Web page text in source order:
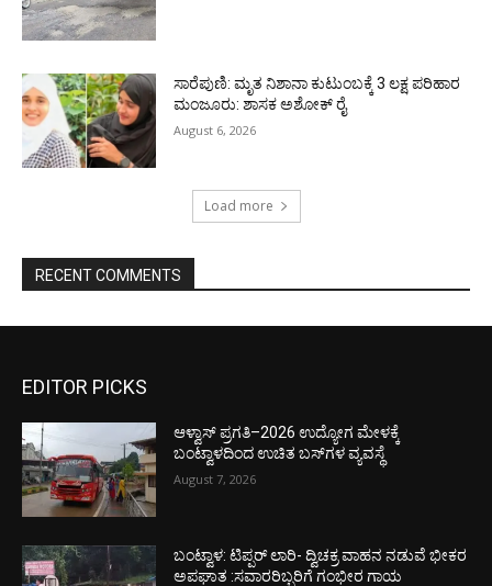
ಸಾರೆಪುಣಿ: ಮೃತ ನಿಶಾನಾ ಕುಟುಂಬಕ್ಕೆ 3 ಲಕ್ಷ ಪರಿಹಾರ
ಮಂಜೂರು: ಶಾಸಕ ಅಶೋಕ್ ರೈ
August 6, 2026
Load more
RECENT COMMENTS
EDITOR PICKS
ಆಳ್ವಾಸ್ ಪ್ರಗತಿ–2026 ಉದ್ಯೋಗ ಮೇಳಕ್ಕೆ
ಬಂಟ್ವಾಳದಿಂದ ಉಚಿತ ಬಸ್‌ಗಳ ವ್ಯವಸ್ಥೆ
August 7, 2026
ಬಂಟ್ವಾಳ: ಟಿಪ್ಪರ್ ಲಾರಿ- ದ್ವಿಚಕ್ರ ವಾಹನ ನಡುವೆ ಭೀಕರ
ಅಪಘಾತ :ಸವಾರರಿಬ್ಬರಿಗೆ ಗಂಭೀರ ಗಾಯ